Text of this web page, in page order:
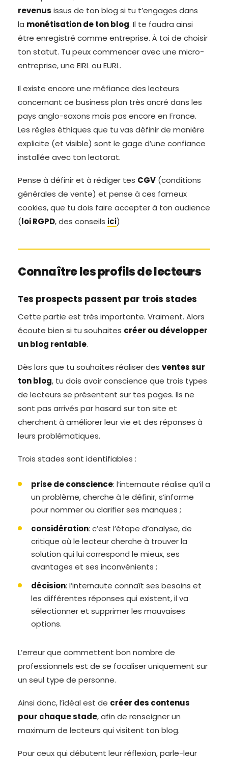
revenus issus de ton blog si tu t’engages dans
la monétisation de ton blog. Il te faudra ainsi
être enregistré comme entreprise. À toi de choisir
ton statut. Tu peux commencer avec une micro-
entreprise, une EIRL ou EURL.
Il existe encore une méfiance des lecteurs
concernant ce business plan très ancré dans les
pays anglo-saxons mais pas encore en France.
Les règles éthiques que tu vas définir de manière
explicite (et visible) sont le gage d’une confiance
installée avec ton lectorat.
Pense à définir et à rédiger tes CGV (conditions
générales de vente) et pense à ces fameux
cookies, que tu dois faire accepter à ton audience
(loi RGPD, des conseils ici)
Connaître les profils de lecteurs
Tes prospects passent par trois stades
Cette partie est très importante. Vraiment. Alors
écoute bien si tu souhaites créer ou développer
un blog rentable.
Dès lors que tu souhaites réaliser des ventes sur
ton blog, tu dois avoir conscience que trois types
de lecteurs se présentent sur tes pages. Ils ne
sont pas arrivés par hasard sur ton site et
cherchent à améliorer leur vie et des réponses à
leurs problématiques.
Trois stades sont identifiables :
prise de conscience: l’internaute réalise qu’il a
un problème, cherche à le définir, s’informe
pour nommer ou clarifier ses manques ;
considération: c’est l’étape d’analyse, de
critique où le lecteur cherche à trouver la
solution qui lui correspond le mieux, ses
avantages et ses inconvénients ;
décision: l’internaute connaît ses besoins et
les différentes réponses qui existent, il va
sélectionner et supprimer les mauvaises
options.
L’erreur que commettent bon nombre de
professionnels est de se focaliser uniquement sur
un seul type de personne.
Ainsi donc, l’idéal est de créer des contenus
pour chaque stade, afin de renseigner un
maximum de lecteurs qui visitent ton blog.
Pour ceux qui débutent leur réflexion, parle-leur